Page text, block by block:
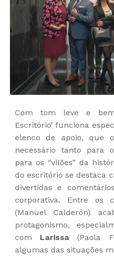
Com tom leve e
Escritório’ funciona
elenco de apoio, que
necessário tanto para
para os “vilões” da
do escritório se destaca
divertidas e
corporativa. Entre os
(Manuel Calderón)
protagonismo,
com Larissa(Paola
algumas das situações